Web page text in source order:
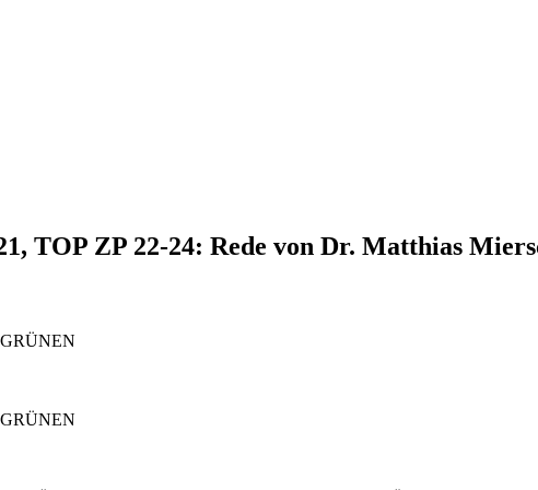
TOP ZP 22-24: Rede von Dr. Matthias